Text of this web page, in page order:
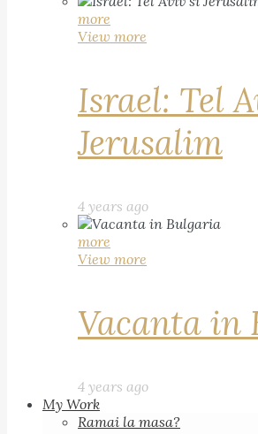
more
View more
Israel: Tel
Jerusalim
4 years ago
more
View more
Vacanta in
4 years ago
My Work
Ramai la masa?